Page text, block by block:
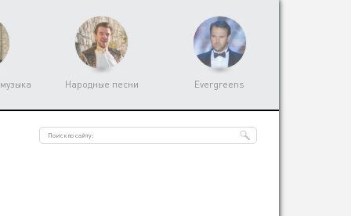
Народные песни Evergreens